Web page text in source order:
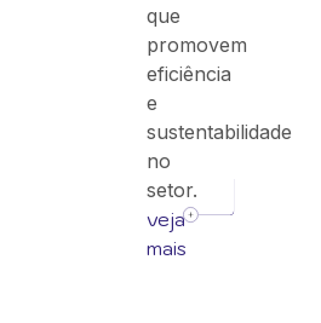
que
promovem
eficiência
e
sustentabilidade
no
setor.
veja
mais